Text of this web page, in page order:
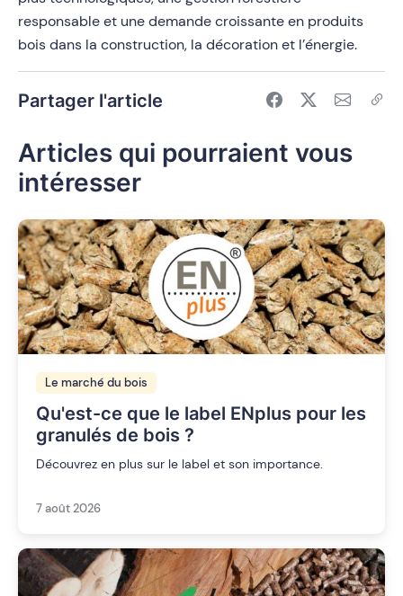
responsable et une demande croissante en produits
bois dans la construction, la décoration et l’énergie.
Partager l'article
Articles qui pourraient vous
intéresser
Le marché du bois
Qu'est-ce que le label ENplus pour les
granulés de bois ?
Découvrez en plus sur le label et son importance.
7 août 2026